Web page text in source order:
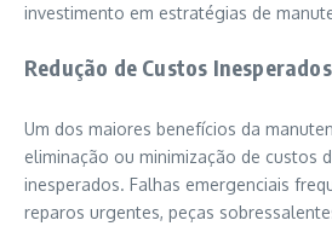
investimento em estratégias de
Redução de Custos
Um dos maiores benefícios da
eliminação ou minimização de custos
inesperados. Falhas emergenciais
reparos urgentes, peças